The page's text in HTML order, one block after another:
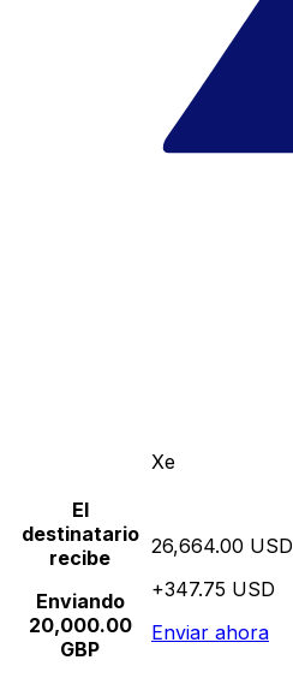
Xe
El
destinatario
recibe
Enviando
20,000.00
GBP
26,664.00 USD
+347.75 USD
Enviar ahora